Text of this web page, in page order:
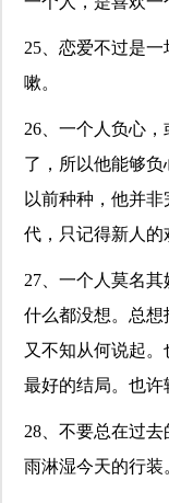
25、恋爱不过是
嗽。
26、一个人负心
了，所以他能够负
以前种种，他并
代，只记得新人的
27、一个人莫名
什么都没想。总
又不知从何说起
最好的结局。也许
28、不要总在过
雨淋湿今天的行装